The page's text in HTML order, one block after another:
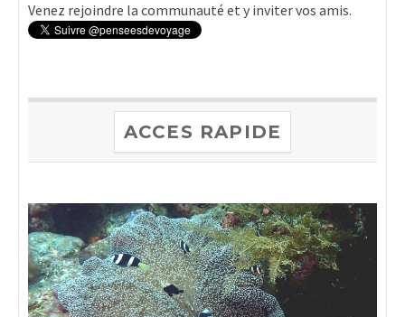
Venez rejoindre la communauté et y inviter vos amis.
ACCES RAPIDE